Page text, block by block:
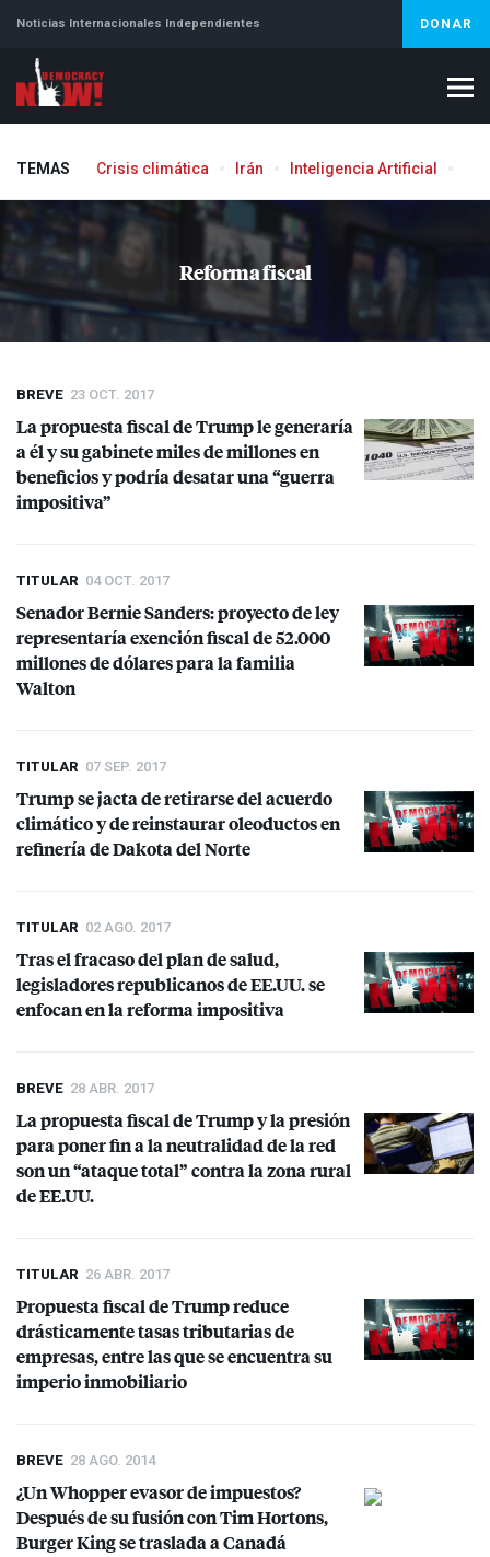
Noticias Internacionales Independientes DONAR
TEMAS Crisis climática Irán Inteligencia Artificial
Reforma fiscal
BREVE 23 OCT. 2017
La propuesta fiscal de Trump le generaría
a él y su gabinete miles de millones en
beneficios y podría desatar una “guerra
impositiva”
TITULAR 04 OCT. 2017
Senador Bernie Sanders: proyecto de ley
representaría exención fiscal de 52.000
millones de dólares para la familia
Walton
TITULAR 07 SEP. 2017
Trump se jacta de retirarse del acuerdo
climático y de reinstaurar oleoductos en
refinería de Dakota del Norte
TITULAR 02 AGO. 2017
Tras el fracaso del plan de salud,
legisladores republicanos de EE.UU. se
enfocan en la reforma impositiva
BREVE 28 ABR. 2017
La propuesta fiscal de Trump y la presión
para poner fin a la neutralidad de la red
son un “ataque total” contra la zona rural
de EE.UU.
TITULAR 26 ABR. 2017
Propuesta fiscal de Trump reduce
drásticamente tasas tributarias de
empresas, entre las que se encuentra su
imperio inmobiliario
BREVE 28 AGO. 2014
¿Un Whopper evasor de impuestos?
Después de su fusión con Tim Hortons,
Burger King se traslada a Canadá